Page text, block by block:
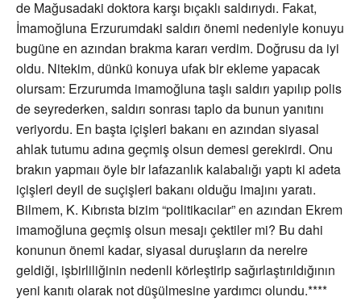
de Mağusadaki doktora karşı bıçaklı saldırıydı. Fakat,
İmamoğluna Erzurumdaki saldırı önemi nedeniyle konuyu
bugüne en azından brakma kararı verdim. Doğrusu da iyi
oldu. Nitekim, dünkü konuya ufak bir ekleme yapacak
olursam: Erzurumda imamoğluna taşlı saldırı yapılıp polis
de seyrederken, saldırı sonrası taplo da bunun yanıtını
veriyordu. En başta içişleri bakanı en azından siyasal
ahlak tutumu adına geçmiş olsun demesi gerekirdi. Onu
brakın yapmaıı öyle bir lafazanlık kalabalığı yaptı ki adeta
içişleri deyil de suçişleri bakanı olduğu imajını yaratı.
Bilmem, K. Kıbrısta bizim “politikacılar” en azından Ekrem
imamoğluna geçmiş olsun mesajı çektiler mi? Bu dahi
konunun önemi kadar, siyasal duruşların da nerelre
geldiği, işbirliliğinin nedenli körleştirip sağırlaştırıldığının
yeni kanıtı olarak not düşülmesine yardımcı olundu.****